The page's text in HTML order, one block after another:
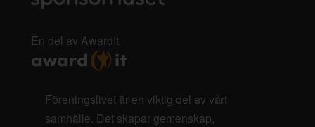
En del av AwardIt
Föreningslivet är en viktig del av vårt
samhälle. Det skapar gemenskap,